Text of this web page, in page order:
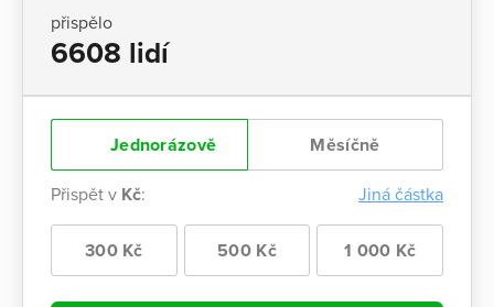
přispělo
6608 lidí
Jednorázově Měsíčně
Přispět v Kč: Jiná částka
300 Kč 500 Kč 1 000 Kč